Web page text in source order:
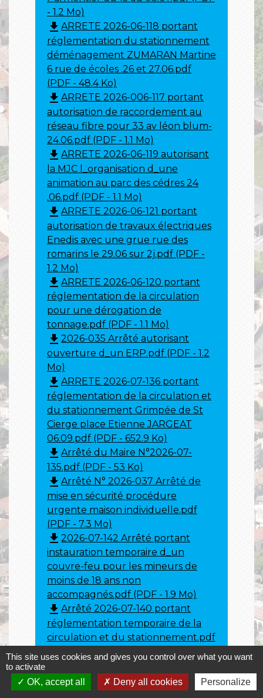
- 1.2 Mo)
file_download ARRETE 2026-06-118 portant
réglementation du stationnement
déménagement ZUMARAN Martine
6 rue de écoles .26 et 27.06.pdf
(PDF - 48.4 Ko)
file_download ARRETE 2026-006-117 portant
autorisation de raccordement au
réseau fibre pour 33 av léon blum-
24.06.pdf (PDF - 1.1 Mo)
file_download ARRETE 2026-06-119 autorisant
la MJC l_organisation d_une
animation au parc des cédres 24
.06.pdf (PDF - 1.1 Mo)
file_download ARRETE 2026-06-121 portant
autorisation de travaux électriques
Enedis avec une grue rue des
romarins le 29.06 sur 2j.pdf (PDF -
1.2 Mo)
file_download ARRETE 2026-06-120 portant
réglementation de la circulation
pour une dérogation de
tonnage.pdf (PDF - 1.1 Mo)
file_download 2026-035 Arrêté autorisant
ouverture d_un ERP.pdf (PDF - 1.2
Mo)
file_download ARRETE 2026-07-136 portant
réglementation de la circulation et
du stationnement Grimpée de St
Cierge place Etienne JARGEAT
06.09.pdf (PDF - 652.9 Ko)
file_download Arrêté du Maire N°2026-07-
135.pdf (PDF - 53 Ko)
file_download Arrêté N° 2026-037 Arrêté de
mise en sécurité procédure
urgente maison individuelle.pdf
(PDF - 7.3 Mo)
file_download 2026-07-142 Arrêté portant
instauration temporaire d_un
couvre-feu pour les mineurs de
moins de 18 ans non
accompagnés.pdf (PDF - 1.9 Mo)
file_download Arrêté 2026-07-140 portant
réglementation temporaire de la
circulation et du stationnement.pdf
(PDF - 51.4 Ko)
réglementation temporaire de la
circulation et du stationnement.pdf
This site uses cookies and gives you control over what you want
to activate
OK, accept all
Deny all cookies Personalize